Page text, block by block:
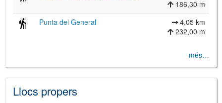
186,30 m
Punta del General
4,05 km
232,00 m
més…
Llocs propers